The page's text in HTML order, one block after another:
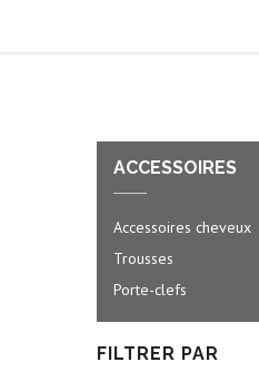
ACCESSOIRES
Accessoires cheveux
Trousses
Porte-clefs
FILTRER PAR